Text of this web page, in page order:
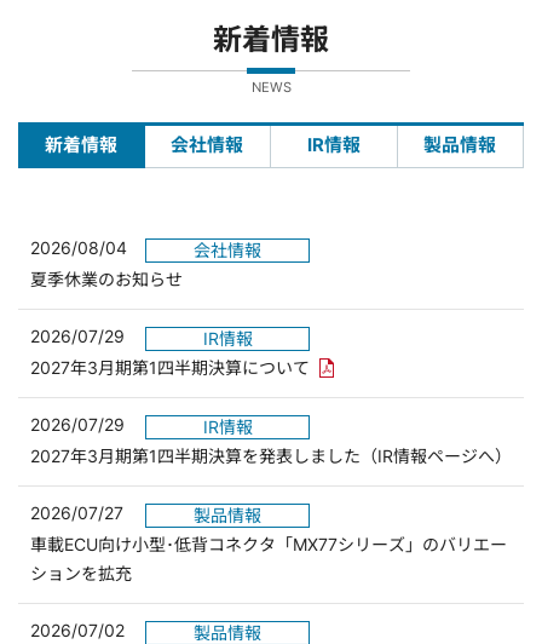
新着情報
NEWS
新着情報 会社情報 IR情報 製品情報
2026/08/04
会社情報
夏季休業のお知らせ
2026/07/29
IR情報
2027年3月期第1四半期決算について PDFリンクを新しいウィンド
2026/07/29
IR情報
2027年3月期第1四半期決算を発表しました（IR情報ページへ）
2026/07/27
製品情報
車載ECU向け小型･低背コネクタ「MX77シリーズ」のバリエー
ションを拡充
2026/07/02
製品情報